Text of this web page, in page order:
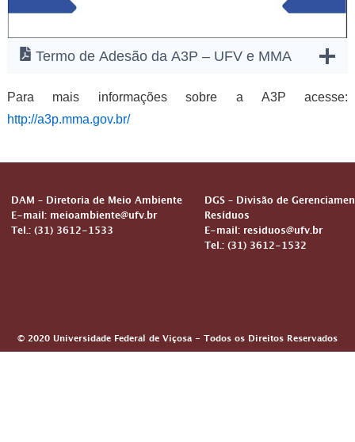
Termo de Adesão da A3P – UFV e MMA
Para mais informações sobre a A3P acesse:
http://a3p.mma.gov.br/
DAM – Diretoria de Meio Ambiente
E-mail: meioambiente@ufv.br
Tel.: (31) 3612-1533
DGS – Divisão de
Resíduos
E-mail: residuos@ufv.br
Tel.: (31) 3612-1532
© 2020 Universidade Federal de Viçosa - Todos os Direitos Reservados